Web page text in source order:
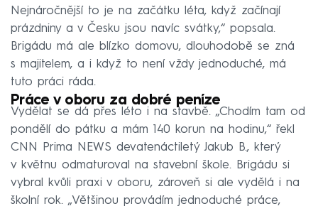
Nejnáročnější to je na začátku léta, když začínají
prázdniny a v Česku jsou navíc svátky,“ popsala.
Brigádu má ale blízko domovu, dlouhodobě se zná
s majitelem, a i když to není vždy jednoduché, má
tuto práci ráda.
Práce v oboru za dobré peníze
Vydělat se dá přes léto i na stavbě. „Chodím tam od
pondělí do pátku a mám 140 korun na hodinu,“ řekl
CNN Prima NEWS devatenáctiletý Jakub B., který
v květnu odmaturoval na stavební škole. Brigádu si
vybral kvůli praxi v oboru, zároveň si ale vydělá i na
školní rok. „Většinou provádím jednoduché práce,